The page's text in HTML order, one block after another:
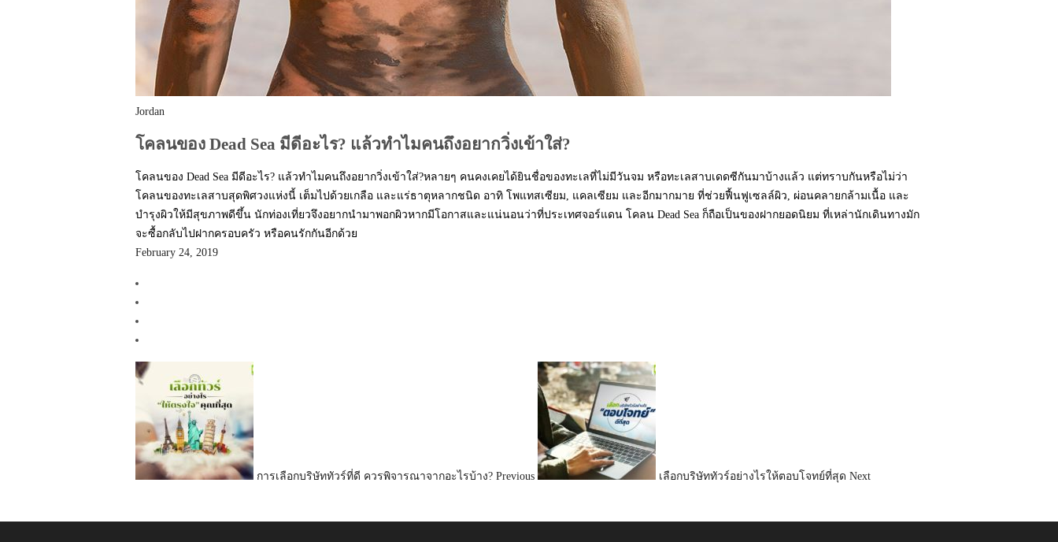
Jordan
โคลนของ Dead Sea มีดีอะไร? แล้วทำไมคนถึงอยากวิ่งเข้าใส่?
โคลนของ Dead Sea มีดีอะไร? แล้วทำไมคนถึงอยากวิ่งเข้าใส่?หลายๆ คนคงเคยได้ยินชื่อของทะเลที่ไม่มีวันจม หรือทะเลสาบเดดซีกันมาบ้างแล้ว แต่ทราบกันหรือไม่ว่า
โคลนของทะเลสาบสุดพิศวงแห่งนี้ เต็มไปด้วยเกลือ และแร่ธาตุหลากชนิด อาทิ โพแทสเซียม, แคลเซียม และอีกมากมาย ที่ช่วยฟื้นฟูเซลล์ผิว, ผ่อนคลายกล้ามเนื้อ และ
บำรุงผิวให้มีสุขภาพดีขึ้น นักท่องเที่ยวจึงอยากนำมาพอกผิวหากมีโอกาสและแน่นอนว่าที่ประเทศจอร์แดน โคลน Dead Sea ก็ถือเป็นของฝากยอดนิยม ที่เหล่านักเดินทางมัก
จะซื้อกลับไปฝากครอบครัว หรือคนรักกันอีกด้วย
February 24, 2019
การเลือกบริษัททัวร์ที่ดี ควรพิจารณาจากอะไรบ้าง? Previous เลือกบริษัททัวร์อย่างไรให้ตอบโจทย์ที่สุด Next